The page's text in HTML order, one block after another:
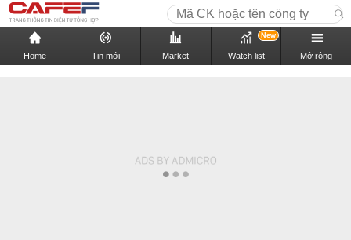
Home Tin mới Market Watch list
New
Mở rộng